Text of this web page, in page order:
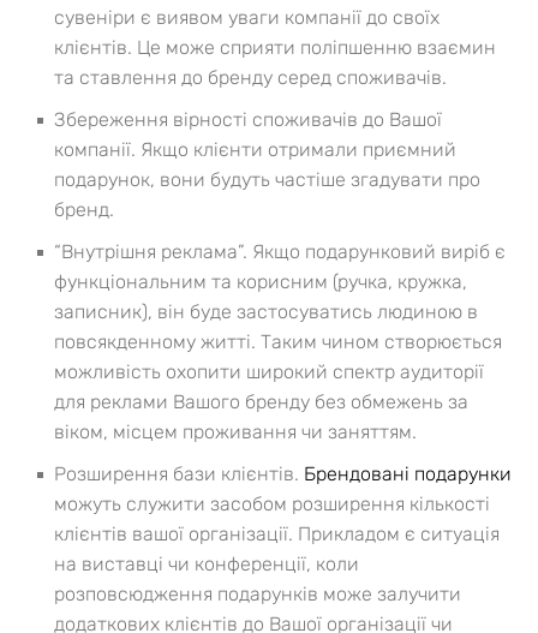
сувеніри є виявом уваги компанії до своїх
клієнтів. Це може сприяти поліпшенню взаємин
та ставлення до бренду серед споживачів.
Збереження вірності споживачів до Вашої
компанії. Якщо клієнти отримали приємний
подарунок, вони будуть частіше згадувати про
бренд.
“Внутрішня реклама”. Якщо подарунковий виріб є
функціональним та корисним (ручка, кружка,
записник), він буде застосуватись людиною в
повсякденному житті. Таким чином створюється
можливість охопити широкий спектр аудиторії
для реклами Вашого бренду без обмежень за
віком, місцем проживання чи заняттям.
Розширення бази клієнтів. Брендовані подарунки
можуть служити засобом розширення кількості
клієнтів вашої організації. Прикладом є ситуація
на виставці чи конференції, коли
розповсюдження подарунків може залучити
додаткових клієнтів до Вашої організації чи